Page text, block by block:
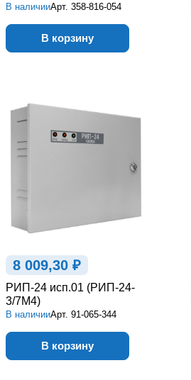
В наличииАрт. 358-816-054
В корзину
8 009,30 ₽
РИП-24 исп.01 (РИП-24-
3/7М4)
В наличииАрт. 91-065-344
В корзину